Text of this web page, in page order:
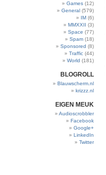
Games (12)
General (579)
IM (6)
MMXXII (3)
Space (77)
Spam (18)
Sponsored (8)
Traffic (44)
World (181)
BLOGROLL
Blauwscherm.nl
krizzz.nl
EIGEN MEUK
Audioscrobbler
Facebook
Google+
LinkedIn
Twitter